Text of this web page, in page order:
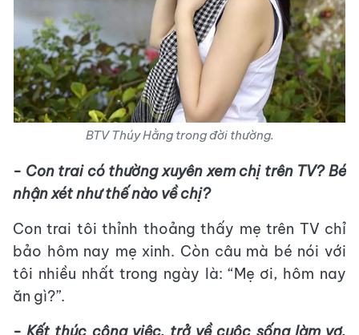
BTV Thúy Hằng trong đời thường.
- Con trai có thường xuyên xem chị trên TV? Bé
nhận xét như thế nào về chị?
Con trai tôi thỉnh thoảng thấy mẹ trên TV chỉ
bảo hôm nay mẹ xinh. Còn câu mà bé nói với
tôi nhiều nhất trong ngày là: “Mẹ ơi, hôm nay
ăn gì?”.